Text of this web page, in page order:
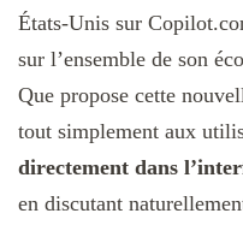
États-Unis sur
sur l’ensemble de son
Que propose cette
tout simplement aux
directement dans
en discutant